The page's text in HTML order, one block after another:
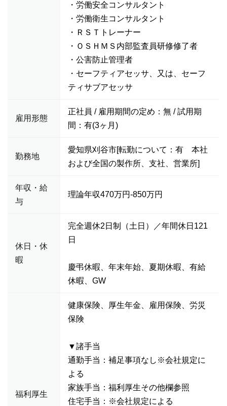
・労働安全コンサルタント
・労働衛生コンサルタント
・ＲＳＴトレーナー
・ＯＳＨＭＳ内部監査員研修修了者
・公害防止管理者
・セーフティアセッサ、又は、セーフ
ティサブアセッサ
雇用形態
正社員 / 雇用期間の定め：無 / 試用期
間：有(3ヶ月)
勤務地
愛知県刈谷市[転勤について：有 本社
および全国の製作所、支社、営業所]
年収・給
与
理論年収470万円-850万円
休日・休
暇
完全週休2日制（土日）／年間休日121
日
慶弔休暇、年末年始、夏期休暇、有給
休暇、GW
福利厚生
健康保険、厚生年金、雇用保険、労災
保険
▼諸手当
通勤手当：補足事項なし※会社規定に
よる
家族手当：福利厚生その他欄参照
住宅手当：※会社規定による